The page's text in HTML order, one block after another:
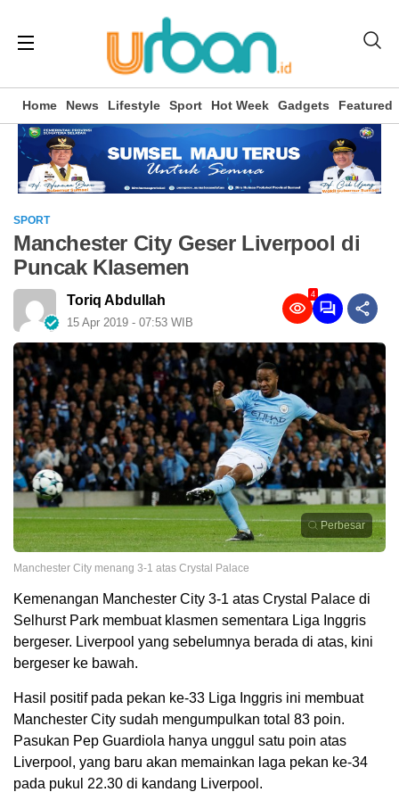
Home News Lifestyle Sport Hot Week Gadgets Featured
SPORT
Manchester City Geser Liverpool di
Puncak Klasemen
Toriq Abdullah
15 Apr 2019 - 07:53 WIB
4
Perbesar
Manchester City menang 3-1 atas Crystal Palace
Kemenangan Manchester City 3-1 atas Crystal Palace di
Selhurst Park membuat klasmen sementara Liga Inggris
bergeser. Liverpool yang sebelumnya berada di atas, kini
bergeser ke bawah.
Hasil positif pada pekan ke-33 Liga Inggris ini membuat
Manchester City sudah mengumpulkan total 83 poin.
Pasukan Pep Guardiola hanya unggul satu poin atas
Liverpool, yang baru akan memainkan laga pekan ke-34
pada pukul 22.30 di kandang Liverpool.